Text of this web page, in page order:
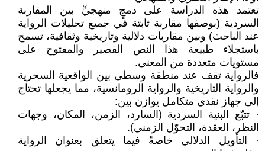
تعتمد هذه الدراسة على دمجٍ منهجيٍّ بين المقاربة
السردية (بوصفها مقاربة ثابتة في جميع تحليلات الرواية
عند الباحث) وبين مقاربات دلالية وتاريخية وثقافية، تسمح
باستجلاء طبيعة هذا النص القصير والمفتوح على
مستويات متعددة من المعنى.
فالرواية تقف عند منطقة وسطى بين الواقعية السحرية
والرواية التاريخية والرواية الرومانسية، مما يجعلها تحتاج
إلى جهاز نقدي متكامل يوازن بين:
· تتبّع البنية السردية (السارد، الزمن، المكان، وجهات
النظر، العقدة، التحوّل الزمني).
· التأويل الدلالي خاصةً فيما يتعلق بعنوان الرواية